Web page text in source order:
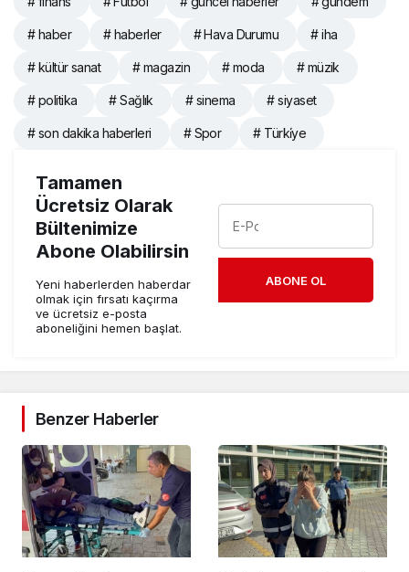
# haber # haberler # Hava Durumu # iha
# kültür sanat # magazin # moda # müzik
# politika # Sağlık # sinema # siyaset
# son dakika haberleri # Spor # Türki̇ye
Tamamen
Ücretsiz Olarak
Bültenimize
Abone Olabilirsin
Yeni haberlerden haberdar
olmak için fırsatı kaçırma
ve ücretsiz e-posta
aboneliğini hemen başlat.
ABONE OL
Benzer Haberler